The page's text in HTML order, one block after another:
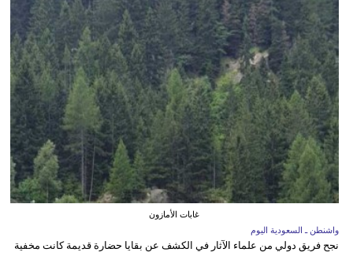
غابات الأمازون
واشنطن ـ السعودية اليوم
نجح فريق دولي من علماء الآثار في الكشف عن بقايا حضارة قديمة كانت مخفية